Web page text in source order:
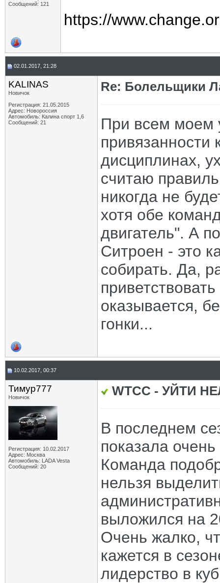
Сообщений: 121
https://
02.01.2017, 21:28
KALINAS
Новичок
Регистрация: 21.05.2015
Адрес: Новороссия
Автомобиль: Калина спорт 1,6
Сообщений: 21
Re: Болельщики
При всем моем
дисциплинах,
считаю
никогда не
хотя обе
двигатель". А
Ситроен - это
собирать. Да,
оказывается,
гонки...
10.02.2017, 00:37
Тимур777
Новичок
Регистрация: 10.02.2017
Адрес: Москва
Автомобиль: LADA Vesta
Сообщений: 20
WTCC - УЙТИ
В последнем
показала
Команда
нельзя
выложился на
Очень жалко,
кажется в
лидерство в